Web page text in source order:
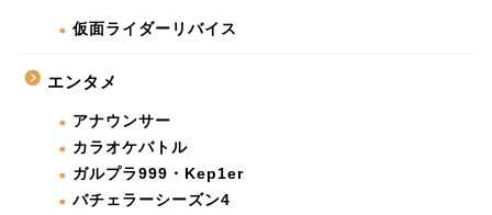
仮面ライダーリバイス
エンタメ
アナウンサー
カラオケバトル
ガルプラ999・Kep1er
バチェラーシーズン4